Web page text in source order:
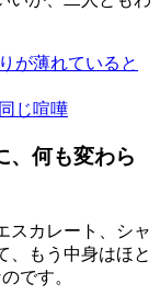
が薄れていると
じ喧嘩
、何も変わら
スカレート、シャ
、もう中身はほと
です。